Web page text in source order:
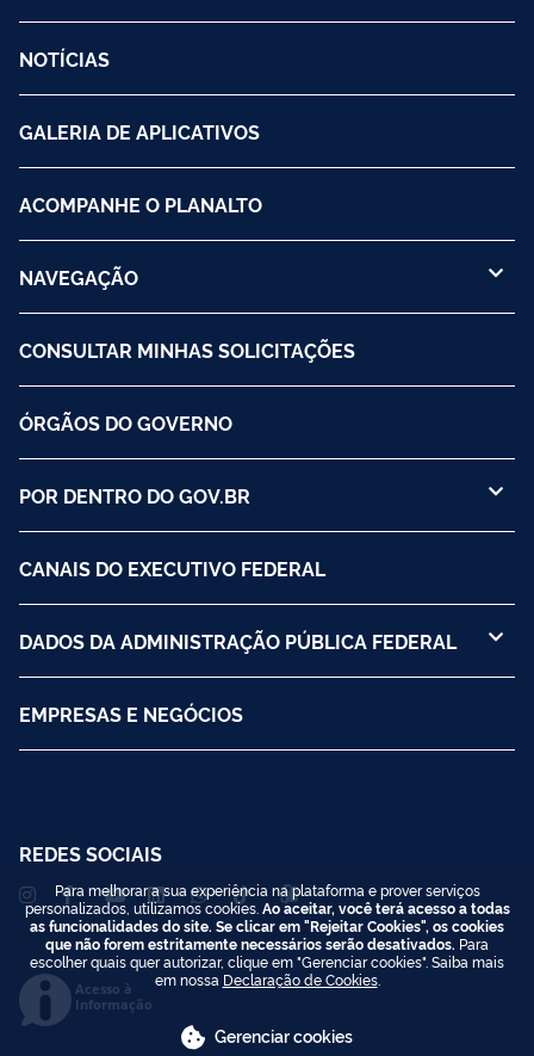
NOTÍCIAS
GALERIA DE APLICATIVOS
ACOMPANHE O PLANALTO
NAVEGAÇÃO
CONSULTAR MINHAS SOLICITAÇÕES
ÓRGÃOS DO GOVERNO
POR DENTRO DO GOV.BR
CANAIS DO EXECUTIVO FEDERAL
DADOS DA ADMINISTRAÇÃO PÚBLICA FEDERAL
EMPRESAS E NEGÓCIOS
REDES SOCIAIS
Acesso à
Informação
Para melhorar a sua experiência na plataforma e prover serviços
personalizados, utilizamos cookies. Ao aceitar, você terá acesso a todas
as funcionalidades do site. Se clicar em "Rejeitar Cookies", os cookies
que não forem estritamente necessários serão desativados. Para
escolher quais quer autorizar, clique em "Gerenciar cookies". Saiba mais
em nossa Declaração de Cookies.
Gerenciar cookies